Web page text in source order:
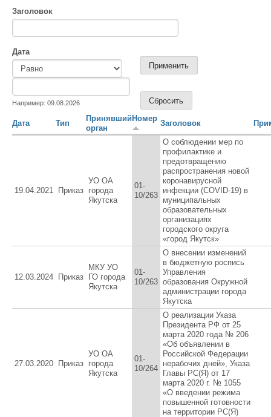
Заголовок
Дата
Например: 09.08.2026
Дата Тип
Принявший
орган
Номер
Заголовок
19.04.2021 Приказ
УО ОА
города
Якутска
01-
10/263
О соблюдении мер по
профилактике и
предотвращению
распространения новой
коронавирусной
инфекции (COVID-19) в
муниципальных
образовательных
организациях
городского округа
«город Якутск»
12.03.2024 Приказ
МКУ УО
ГО города
Якутска
01-
10/263
О внесении изменений
в бюджетную роспись
Управления
образования Окружной
администрации города
Якутска
27.03.2020 Приказ
УО ОА
города
Якутска
01-
10/264
О реализации Указа
Президента РФ от 25
марта 2020 года № 206
«Об объявлении в
Российской Федерации
нерабочих дней», Указа
Главы РС(Я) от 17
марта 2020 г. № 1055
«О введении режима
повышенной готовности
на территории РС(Я)